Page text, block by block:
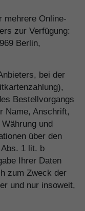
mehrere Online-
zur Verfügung:
Berlin,
bei der
Bestellvorgangs
Name, Anschrift,
und
über den
1 lit. b
Ihrer Daten
zum Zweck der
und nur insoweit,